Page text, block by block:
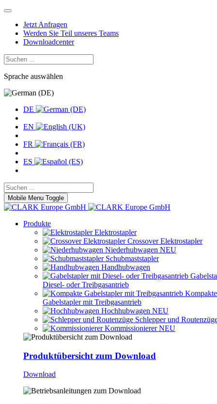
Jetzt Anfragen
Werden Sie Teil unseres Teams
Downloadcenter
Sprache auswählen
DE
EN
FR
ES
Mobile Menu Toggle
Produkte
Elektrostapler
Crossover Elektrostapler
Niederhubwagen NEU
Schubmaststapler
Handhubwagen
Diesel- oder Treibgasantrieb
Kompakte
Gabelstapler mit Treibgasantrieb
Hochhubwagen NEU
Schlepper und
Kommissionierer NEU
Produktübersicht zum Download
Download